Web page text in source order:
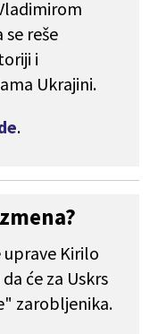
reše
i
Ukrajini.
.
uprave Kirilo
će za Uskrs
zarobljenika.